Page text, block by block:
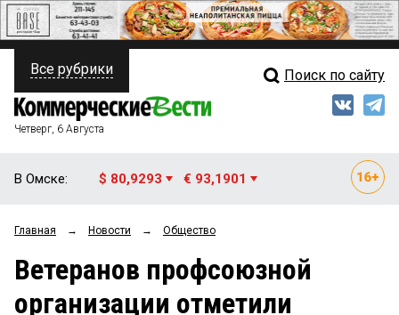
ПОЛИТИКА
ФИНАНСЫ
ОБЩЕСТВО
ЗАКОН
Свежий выпуск
Рейтинги
Блоги
Все рубрики Поиск по сайту
Четверг, 6 Августа
В Омске: $ 80,9293 € 93,1901
Главная → Новости → Общество
Ветеранов профсоюзной
организации отметили